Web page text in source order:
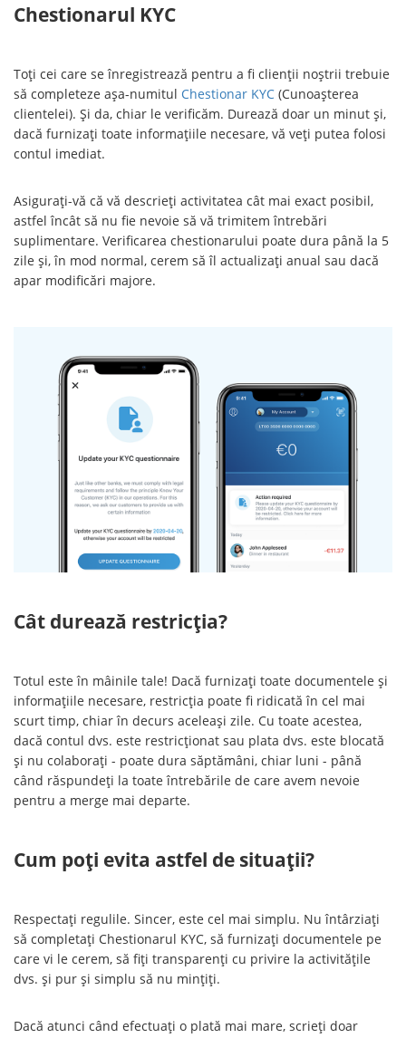
Chestionarul KYC
Toți cei care se înregistrează pentru a fi clienții noștrii trebuie
să completeze așa-numitul Chestionar KYC (Cunoașterea
clientelei). Și da, chiar le verificăm. Durează doar un minut și,
dacă furnizați toate informațiile necesare, vă veți putea folosi
contul imediat.
Asigurați-vă că vă descrieți activitatea cât mai exact posibil,
astfel încât să nu fie nevoie să vă trimitem întrebări
suplimentare. Verificarea chestionarului poate dura până la 5
zile și, în mod normal, cerem să îl actualizați anual sau dacă
apar modificări majore.
Cât durează restricția?
Totul este în mâinile tale! Dacă furnizați toate documentele și
informațiile necesare, restricția poate fi ridicată în cel mai
scurt timp, chiar în decurs aceleași zile. Cu toate acestea,
dacă contul dvs. este restricționat sau plata dvs. este blocată
și nu colaborați - poate dura săptămâni, chiar luni - până
când răspundeți la toate întrebările de care avem nevoie
pentru a merge mai departe.
Cum poți evita astfel de situații?
Respectați regulile. Sincer, este cel mai simplu. Nu întârziați
să completați Chestionarul KYC, să furnizați documentele pe
care vi le cerem, să fiți transparenți cu privire la activitățile
dvs. și pur și simplu să nu mințiți.
Dacă atunci când efectuați o plată mai mare, scrieți doar